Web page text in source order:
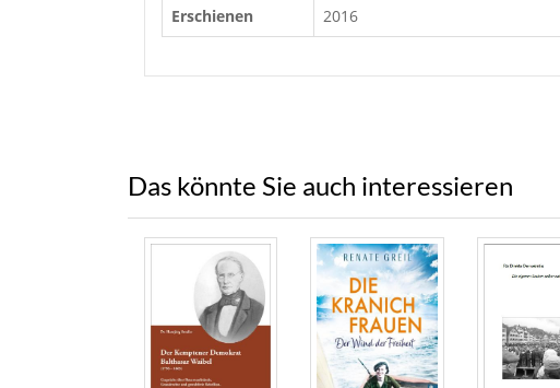
Erschienen
2016
Das könnte Sie auch interessieren